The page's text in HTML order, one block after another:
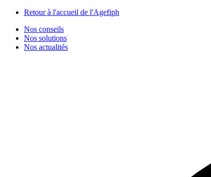
Retour à l'accueil de l'Agefiph
Nos conseils
Nos solutions
Nos actualités